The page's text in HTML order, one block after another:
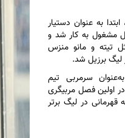
ابتدا به عنوان دستیار
مشغول به کار شد و
تیته و مانو منزس
برزیل شد.
به‌عنوان سرمربی تیم
اولین فصل مربیگری
قهرمانی در لیگ برتر